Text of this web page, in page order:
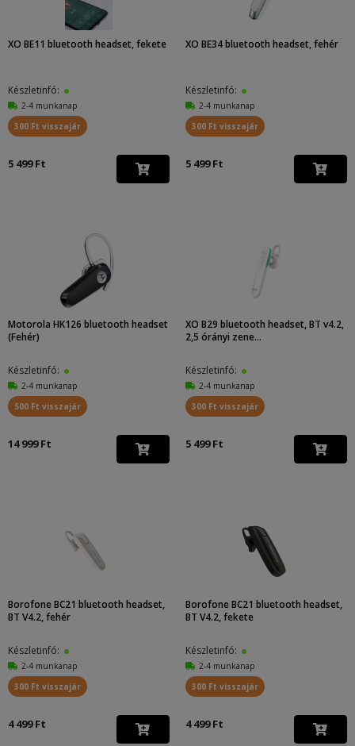
XO BE11 bluetooth headset, fekete
Készletinfó:
2-4 munkanap
300 Ft visszajár
5 499 Ft
XO BE34 bluetooth headset, fehér
Készletinfó:
2-4 munkanap
300 Ft visszajár
5 499 Ft
Motorola HK126 bluetooth headset
(Fehér)
Készletinfó:
2-4 munkanap
500 Ft visszajár
14 999 Ft
XO B29 bluetooth headset, BT v4.2,
2,5 órányi zene...
Készletinfó:
2-4 munkanap
300 Ft visszajár
5 499 Ft
Borofone BC21 bluetooth headset,
BT V4.2, fehér
Készletinfó:
2-4 munkanap
300 Ft visszajár
4 499 Ft
Borofone BC21 bluetooth headset,
BT V4.2, fekete
Készletinfó:
2-4 munkanap
300 Ft visszajár
4 499 Ft